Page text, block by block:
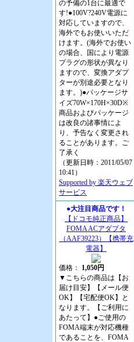
の予備の1台に最適で
す!●100V?240V電源に
対応していますので、
海外でもお使いいただ
けます。(海外でお使い
の場合、国により電源
プラグの形状が異なり
ますので、変換アダプ
ターが別途必要となり
ます。)●パッケージサ
イズ70W×170H×30D※
商品およびパッケージ
は改良の諸事情によ
り、予告なく変更され
ることがあります。ご
了承く
（更新日時：2011/05/07
10:41）
Supported by 楽天ウェブ
サービス
●大注目商品です！
【ドコモ純正商品】
FOMA ACアダプタ
（AAF39223）【携帯充
電器】
価格： 1,050円
▼こちらの商品は【お
届け目安】【メール便
OK】【宅配便OK】と
なります。【ご利用に
あたって】●ご使用の
FOMA端末が対応機種
であることを、FOMA